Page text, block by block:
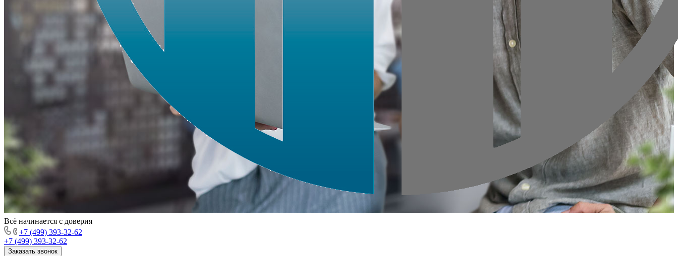
Всё начинается с доверия
+7 (499) 393-32-62
+7 (499) 393-32-62
Заказать звонок